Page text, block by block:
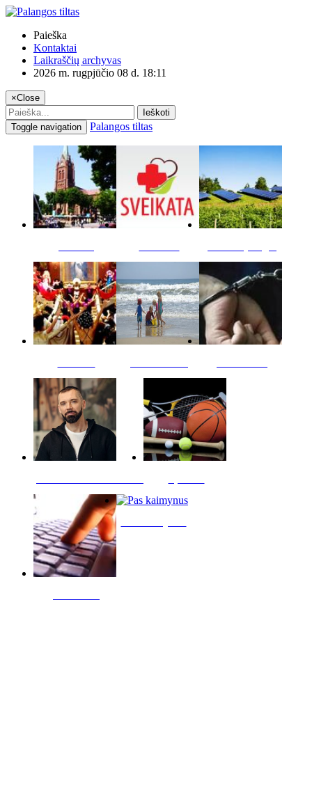
Paieška
Kontaktai
Laikraščių archyvas
2026 m. rugpjūčio 08 d. 18:11
×Close
Ieškoti
Toggle navigation
Palangos tiltas